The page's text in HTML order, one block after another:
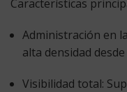
Características
Administración en
alta densidad
Visibilidad total: